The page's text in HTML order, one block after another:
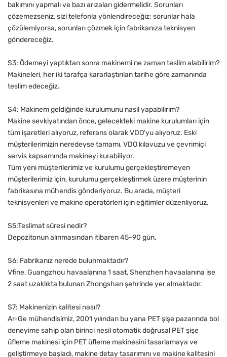
bakımını yapmalı ve bazı arızaları gidermelidir. Sorunları
çözemezseniz, sizi telefonla yönlendireceğiz; sorunlar hala
çözülemiyorsa, sorunları çözmek için fabrikanıza teknisyen
göndereceğiz.
S3: Ödemeyi yaptıktan sonra makinemi ne zaman teslim alabilirim?
Makineleri, her iki tarafça kararlaştırılan tarihe göre zamanında
teslim edeceğiz.
S4: Makinem geldiğinde kurulumunu nasıl yapabilirim?
Makine sevkiyatından önce, gelecekteki makine kurulumları için
tüm işaretleri alıyoruz, referans olarak VDO'yu alıyoruz. Eski
müşterilerimizin neredeyse tamamı, VDO kılavuzu ve çevrimiçi
servis kapsamında makineyi kurabiliyor.
Tüm yeni müşterilerimiz ve kurulumu gerçekleştiremeyen
müşterilerimiz için, kurulumu gerçekleştirmek üzere müşterinin
fabrikasına mühendis gönderiyoruz. Bu arada, müşteri
teknisyenleri ve makine operatörleri için eğitimler düzenliyoruz.
S5:Teslimat süresi nedir?
Depozitonun alınmasından itibaren 45-90 gün.
S6: Fabrikanız nerede bulunmaktadır?
Vfine, Guangzhou havaalanına 1 saat, Shenzhen havaalanına ise
2 saat uzaklıkta bulunan Zhongshan şehrinde yer almaktadır.
S7: Makinenizin kalitesi nasıl?
Ar-Ge mühendisimiz, 2001 yılından bu yana PET şişe pazarında bol
deneyime sahip olan birinci nesil otomatik doğrusal PET şişe
üfleme makinesi için PET üfleme makinesini tasarlamaya ve
geliştirmeye başladı, makine detay tasarımını ve makine kalitesini